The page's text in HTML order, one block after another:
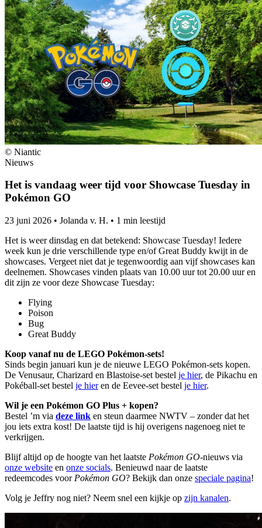
© Niantic
Nieuws
Het is vandaag weer tijd voor Showcase Tuesday in
Pokémon GO
23 juni 2026 • Jolanda v. H. • 1 min leestijd
Het is weer dinsdag en dat betekend: Showcase Tuesday! Iedere
week kun je drie verschillende type en/of Great Buddy kwijt in de
showcases. Vergeet niet dat je tegenwoordig aan vijf showcases kan
deelnemen. Showcases vinden plaats van 10.00 uur tot 20.00 uur en
dit zijn ze voor deze Showcase Tuesday:
Flying
Poison
Bug
Great Buddy
Koop vanaf nu de LEGO Pokémon-sets!
Sinds begin januari kun je de nieuwe LEGO Pokémon-sets kopen.
De Venusaur, Charizard en Blastoise-set bestel je hier, de Pikachu en
Pokéball-set bestel je hieren de Eevee-set bestel je hier.
Wil je een Pokémon GO Plus + kopen?
Bestel ’m via deze link en steun daarmee NWTV – zonder dat het
jou iets extra kost! De laatste tijd is hij overigens nagenoeg niet te
verkrijgen.
Blijf altijd op de hoogte van het laatste Pokémon GO-nieuws via
onze website en onze socials. Benieuwd naar de laatste
redeemcodes voor Pokémon GO? Bekijk dan onze speciale pagina!
Volg je Jeffry nog niet? Neem snel een kijkje op zijn kanalen.